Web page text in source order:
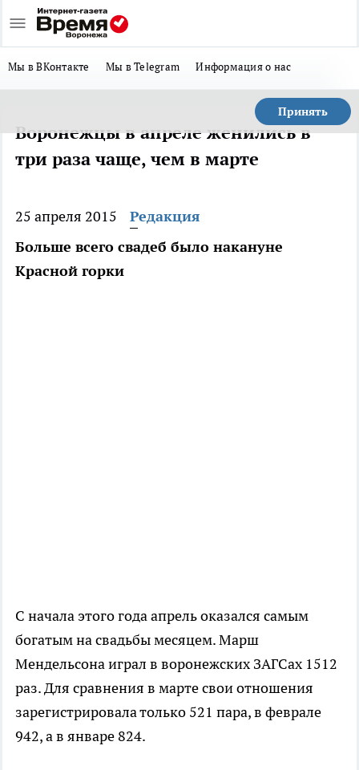
Мы в ВКонтакте Мы в Telegram Информация о нас
Принять
Воронежцы в апреле женились в
три раза чаще, чем в марте
25 апреля 2015
Редакция
Больше всего свадеб было накануне
Красной горки
С начала этого года апрель оказался самым
богатым на свадьбы месяцем. Марш
Мендельсона играл в воронежских ЗАГСах 1512
раз. Для сравнения в марте свои отношения
зарегистрировала только 521 пара, в феврале
942, а в январе 824.